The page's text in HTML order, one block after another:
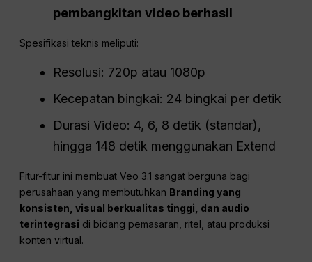
pembangkitan video berhasil
Spesifikasi teknis meliputi:
Resolusi: 720p atau 1080p
Kecepatan bingkai: 24 bingkai per detik
Durasi Video: 4, 6, 8 detik (standar),
hingga 148 detik menggunakan Extend
Fitur-fitur ini membuat Veo 3.1 sangat berguna bagi
perusahaan yang membutuhkan Branding yang
konsisten, visual berkualitas tinggi, dan audio
terintegrasi di bidang pemasaran, ritel, atau produksi
konten virtual.